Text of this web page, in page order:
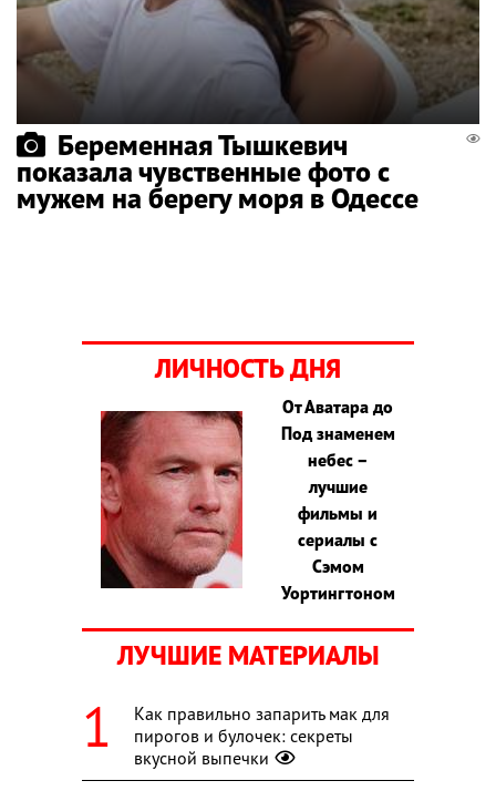
Беременная Тышкевич
показала чувственные фото с
мужем на берегу моря в Одессе
ЛИЧНОСТЬ ДНЯ
От Аватара до
Под знаменем
небес –
лучшие
фильмы и
сериалы с
Сэмом
Уортингтоном
ЛУЧШИЕ МАТЕРИАЛЫ
Как правильно запарить мак для
пирогов и булочек: секреты
вкусной выпечки